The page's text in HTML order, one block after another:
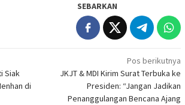
SEBARKAN
Siak
di
Pos berikutnya
JKJT & MDI Kirim Surat Terbuka ke
Presiden: “Jangan Jadikan
Penanggulangan Bencana Ajang